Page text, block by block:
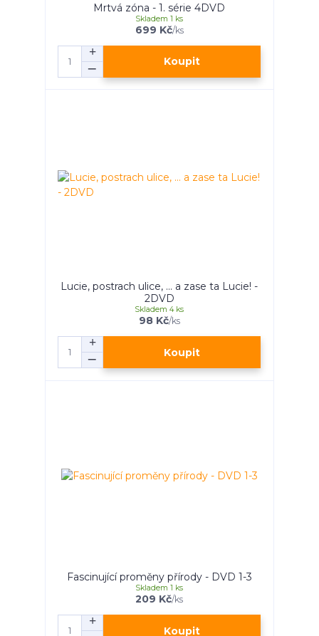
Mrtvá zóna - 1. série 4DVD
699 Kč/ks
Skladem 1 ks
Koupit
Lucie, postrach ulice, ... a zase ta Lucie! -
2DVD
98 Kč/ks
Skladem 4 ks
Koupit
Fascinující proměny přírody - DVD 1-3
209 Kč/ks
Skladem 1 ks
Koupit